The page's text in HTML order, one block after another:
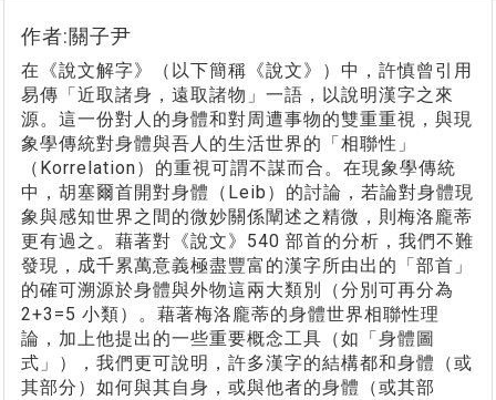
作者:關子尹
在《說文解字》（以下簡稱《說文》）中，許慎曾引用
易傳「近取諸身，遠取諸物」一語，以說明漢字之來
源。這一份對人的身體和對周遭事物的雙重重視，與現
象學傳統對身體與吾人的生活世界的「相聯性」
（Korrelation）的重視可謂不謀而合。在現象學傳統
中，胡塞爾首開對身體（Leib）的討論，若論對身體現
象與感知世界之間的微妙關係闡述之精微，則梅洛龐蒂
更有過之。藉著對《說文》540 部首的分析，我們不難
發現，成千累萬意義極盡豐富的漢字所由出的「部首」
的確可溯源於身體與外物這兩大類別（分別可再分為
2+3=5 小類）。藉著梅洛龐蒂的身體世界相聯性理
論，加上他提出的一些重要概念工具（如「身體圖
式」），我們更可說明，許多漢字的結構都和身體（或
其部分）如何與其自身，或與他者的身體（或其部